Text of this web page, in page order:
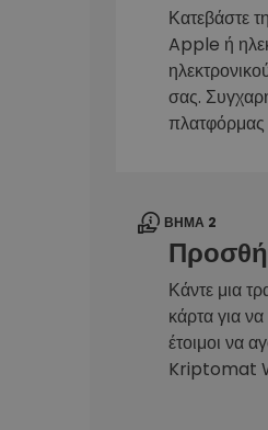
Κατεβάστε
Apple ή
σας.
ΒΉΜΑ 2
Κάντε μια
κάρτα για
έτοιμοι να
Kriptomat